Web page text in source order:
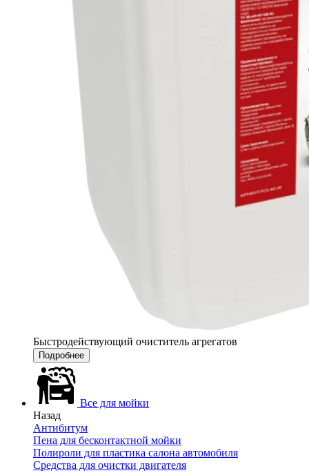
Быстродействующий очиститель агрегатов
Подробнее
Все для мойки
Назад
Антибитум
Пена для бесконтактной мойки
Полироли для пластика салона автомобиля
Средства для очистки двигателя